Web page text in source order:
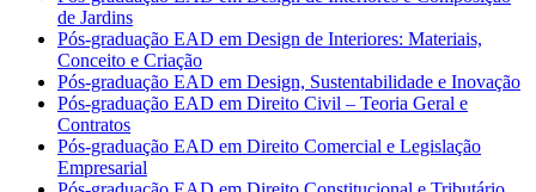
de Jardins
Pós-graduação EAD em Design de Interiores: Materiais,
Conceito e Criação
Pós-graduação EAD em Design, Sustentabilidade e Inovação
Pós-graduação EAD em Direito Civil – Teoria Geral e
Contratos
Pós-graduação EAD em Direito Comercial e Legislação
Empresarial